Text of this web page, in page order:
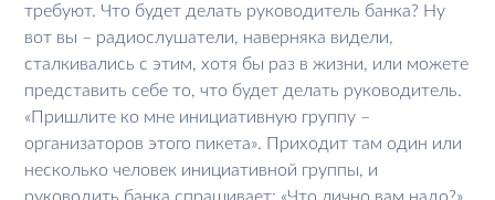
требуют. Что будет делать руководитель банка? Ну
вот вы – радиослушатели, наверняка видели,
сталкивались с этим, хотя бы раз в жизни, или можете
представить себе то, что будет делать руководитель.
«Пришлите ко мне инициативную группу –
организаторов этого пикета». Приходит там один или
несколько человек инициативной группы, и